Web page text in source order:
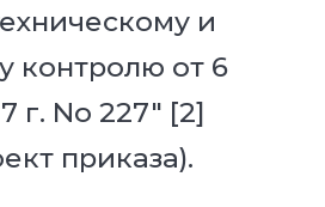
и
контролю от 6
г. No 227" [2]
приказа).